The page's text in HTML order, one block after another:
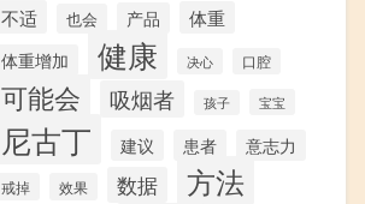
不适 也会 产品 体重
体重增加 健康 决心 口腔
可能会 吸烟者 孩子 宝宝
尼古丁 建议 患者 意志力
戒掉 效果 数据 方法